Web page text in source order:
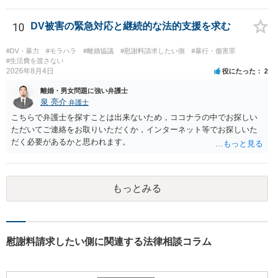
事実でないとの指摘をすることも必要です。 これらの点について最終
準備書面で的確な指摘ができれば裁判所の理解も深まると思います
えるかどうかは、裁判官の個性に依る点が大きいので、何ともいえま
せん。
10 DV被害の緊急対応と継続的な法的支援を求む
#DV・暴力 #モラハラ #離婚協議 #慰謝料請求したい側
#暴行・傷害罪
#生活費を渡さない
2026年8月4日 役にたった 2
離婚・男女問題に強い弁護士
泉 亮介 弁護士
こちらで弁護士を探すことは出来ないため，ココナラの中でお探しい
ただいてご連絡をお取りいただくか，インターネット等でお探しいた
だく必要があるかと思われます。
もっとみる
慰謝料請求したい側に関連する法律相談コラム